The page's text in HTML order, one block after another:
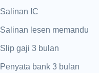
Salinan IC
Salinan lesen memandu
Slip gaji 3 bulan
Penyata bank 3 bulan